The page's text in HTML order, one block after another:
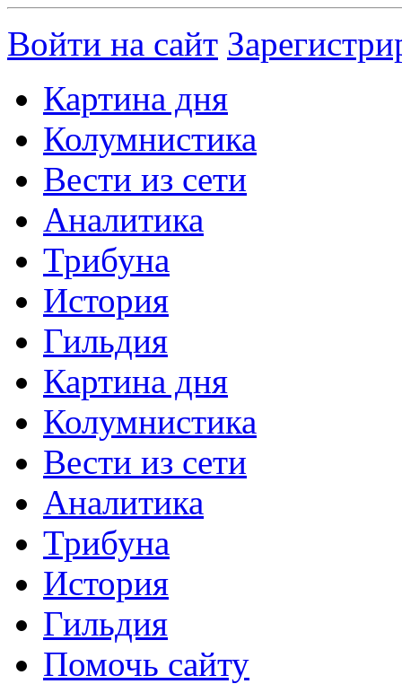
Войти на сайт
Картина дня
Колумнистика
Вести из сети
Аналитика
Трибуна
История
Гильдия
Картина дня
Колумнистика
Вести из сети
Аналитика
Трибуна
История
Гильдия
Помочь сайту